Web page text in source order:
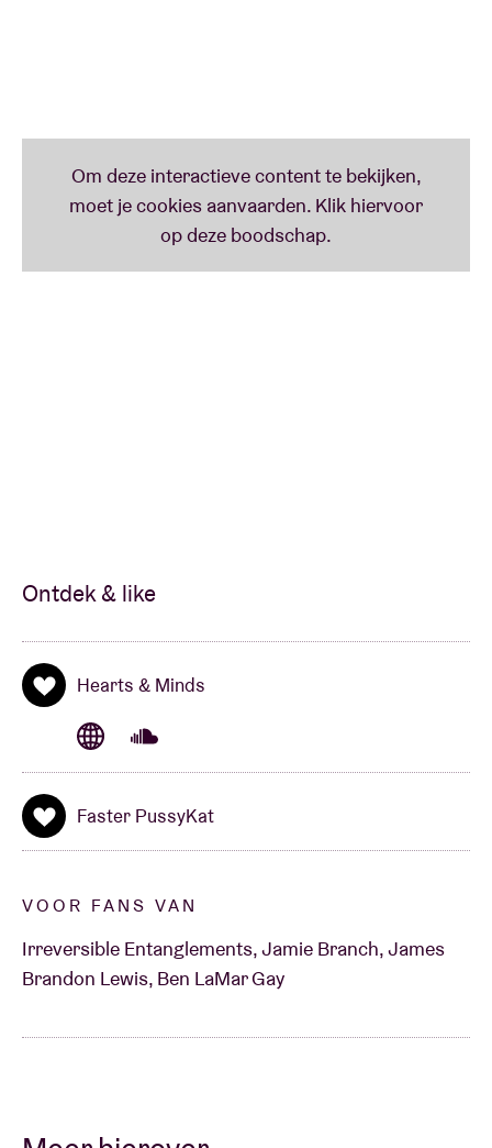
The Separatist Party, Amirtha Kidambi, Lea Bertucci
en Ava Mendoza vertegenwoordigt—staat Hearts
and Minds klaar om hun steeds evoluerende geluid
naar geselecteerde Europese podia te brengen
tijdens deze speciale tour.
Ontdek & like
Hearts & Minds
Faster PussyKat
VOOR FANS VAN
Irreversible Entanglements, Jamie Branch, James
Brandon Lewis, Ben LaMar Gay